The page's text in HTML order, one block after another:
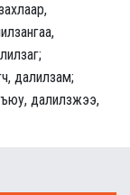
далилзам;
далилзжээ,